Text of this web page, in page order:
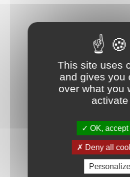
modèle en 3D, sauvegarde et suivi de la
This site uses
and gives you
over what you
activate
OK, accept
Deny all
Personalize